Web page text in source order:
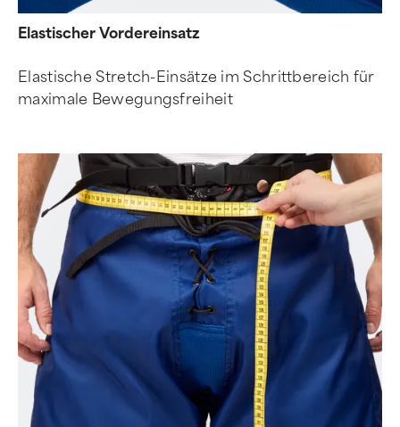
Elastischer Vordereinsatz
Elastische Stretch-Einsätze im Schrittbereich für
maximale Bewegungsfreiheit